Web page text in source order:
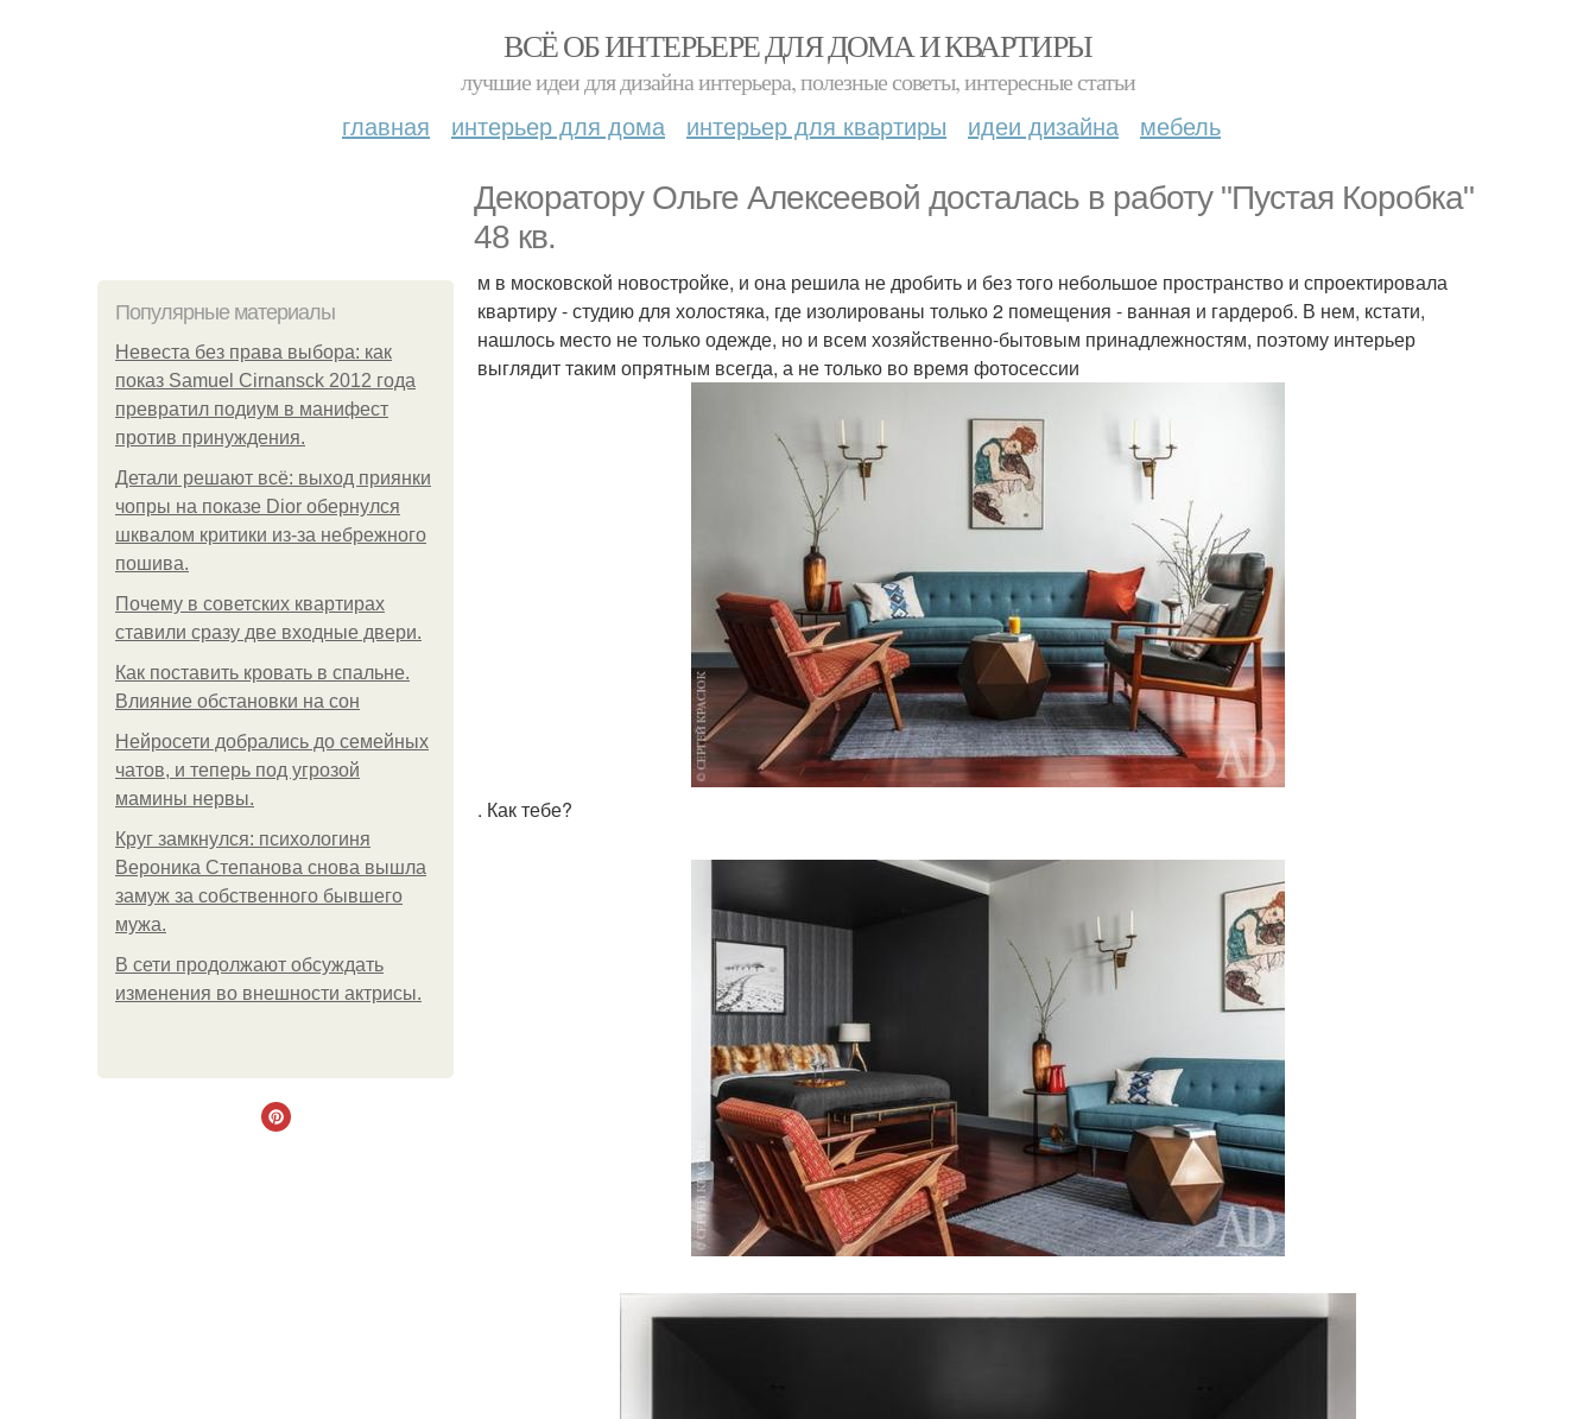
ВСЁ ОБ ИНТЕРЬЕРЕ ДЛЯ ДОМА И КВАРТИРЫ
лучшие идеи для дизайна интерьера, полезные советы, интересные статьи
главная интерьер для дома интерьер для квартиры идеи дизайна мебель
Декоратору Ольге Алексеевой досталась в работу "Пустая Коробка"
48 кв.
Популярные материалы
Невеста без права выбора: как
показ Samuel Cirnansck 2012 года
превратил подиум в манифест
против принуждения.
Детали решают всё: выход приянки
чопры на показе Dior обернулся
шквалом критики из-за небрежного
пошива.
Почему в советских квартирах
ставили сразу две входные двери.
Как поставить кровать в спальне.
Влияние обстановки на сон
Нейросети добрались до семейных
чатов, и теперь под угрозой
мамины нервы.
Круг замкнулся: психологиня
Вероника Степанова снова вышла
замуж за собственного бывшего
мужа.
В сети продолжают обсуждать
изменения во внешности актрисы.
м в московской новостройке, и она решила не дробить и без того небольшое пространство и спроектировала
квартиру - студию для холостяка, где изолированы только 2 помещения - ванная и гардероб. В нем, кстати,
нашлось место не только одежде, но и всем хозяйственно-бытовым принадлежностям, поэтому интерьер
выглядит таким опрятным всегда, а не только во время фотосессии
. Как тебе?